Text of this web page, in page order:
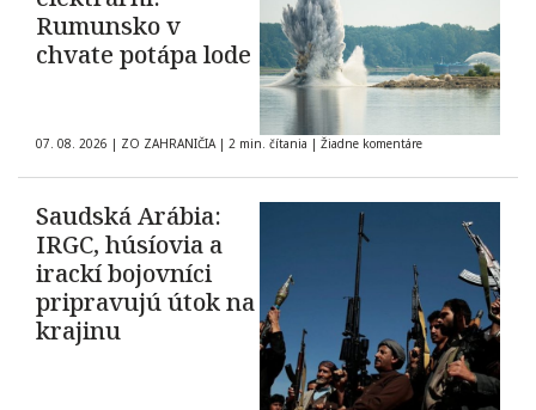
Rumunsko v
chvate potápa lode
07. 08. 2026 | ZO ZAHRANIČIA | 2 min. čítania | Žiadne komentáre
Saudská Arábia:
IRGC, húsíovia a
irackí bojovníci
pripravujú útok na
krajinu